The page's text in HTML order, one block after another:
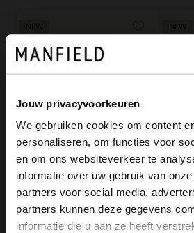
Jouw privacyvoorkeuren
We gebruiken cookies om content
personaliseren, om functies voor
en om ons websiteverkeer te
informatie over uw gebruik van
partners voor social media,
partners kunnen deze gegevens
informatie die u aan ze heeft
Manfield
Mehrfarbige Statement-Ohrringe
View this website in
It looks like your language isn't
you like to switch to English?